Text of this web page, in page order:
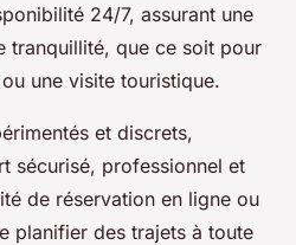
24/7, assurant une
tranquillité, que ce soit pour
une visite touristique.
et discrets,
sécurisé, professionnel et
de réservation en ligne ou
planifier des trajets à toute